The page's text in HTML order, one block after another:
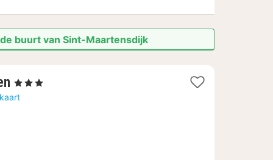
buurt van Sint-Maartensdijk
1
nacht
, 3 Sterren